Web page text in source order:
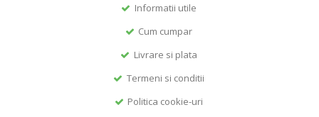
Informatii utile
Cum cumpar
Livrare si plata
Termeni si conditii
Politica cookie-uri